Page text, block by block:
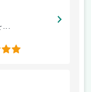
...